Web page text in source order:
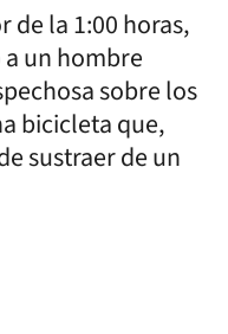
de la 1:00 horas,
un hombre
sobre los
bicicleta que,
sustraer de un